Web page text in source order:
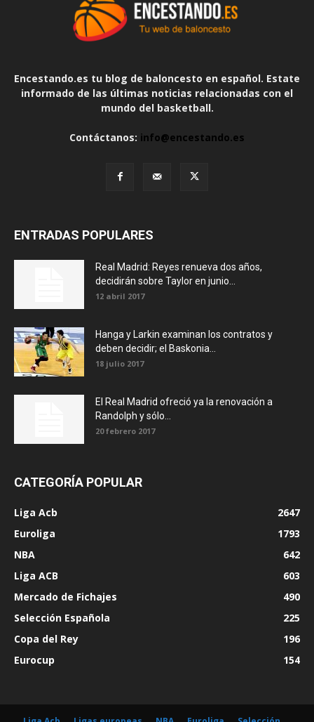
Encestando.es tu blog de baloncesto en español. Estate
informado de las últimas noticias relacionadas con el
mundo del basketball.
Contáctanos: info@encestando.es
ENTRADAS POPULARES
Real Madrid: Reyes renueva dos años,
decidirán sobre Taylor en junio...
12 abril 2017
Hanga y Larkin examinan los contratos y
deben decidir; el Baskonia...
18 julio 2017
El Real Madrid ofreció ya la renovación a
Randolph y sólo...
20 febrero 2017
CATEGORÍA POPULAR
Liga Acb
2647
Euroliga
1793
NBA
642
Liga ACB
603
Mercado de Fichajes
490
Selección Española
225
Copa del Rey
196
Eurocup
154